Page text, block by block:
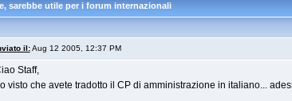
, sarebbe utile per i forum internazionali
il:Aug 12 2005, 12:37 PM
Staff,
visto che avete tradotto il CP di amministrazione in italiano...